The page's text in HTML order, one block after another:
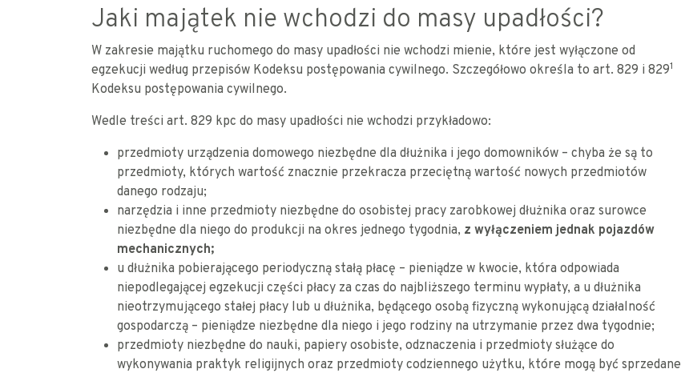
Jaki majątek nie wchodzi do masy upadłości?
W zakresie majątku ruchomego do masy upadłości nie wchodzi mienie, które jest wyłączone od
egzekucji według przepisów Kodeksu postępowania cywilnego. Szczegółowo określa to art. 829 i 8291
Kodeksu postępowania cywilnego.
Wedle treści art. 829 kpc do masy upadłości nie wchodzi przykładowo:
przedmioty urządzenia domowego niezbędne dla dłużnika i jego domowników – chyba że są to
przedmioty, których wartość znacznie przekracza przeciętną wartość nowych przedmiotów
danego rodzaju;
narzędzia i inne przedmioty niezbędne do osobistej pracy zarobkowej dłużnika oraz surowce
niezbędne dla niego do produkcji na okres jednego tygodnia, z wyłączeniem jednak pojazdów
mechanicznych;
u dłużnika pobierającego periodyczną stałą płacę – pieniądze w kwocie, która odpowiada
niepodlegającej egzekucji części płacy za czas do najbliższego terminu wypłaty, a u dłużnika
nieotrzymującego stałej płacy lub u dłużnika, będącego osobą fizyczną wykonującą działalność
gospodarczą – pieniądze niezbędne dla niego i jego rodziny na utrzymanie przez dwa tygodnie;
przedmioty niezbędne do nauki, papiery osobiste, odznaczenia i przedmioty służące do
wykonywania praktyk religijnych oraz przedmioty codziennego użytku, które mogą być sprzedane